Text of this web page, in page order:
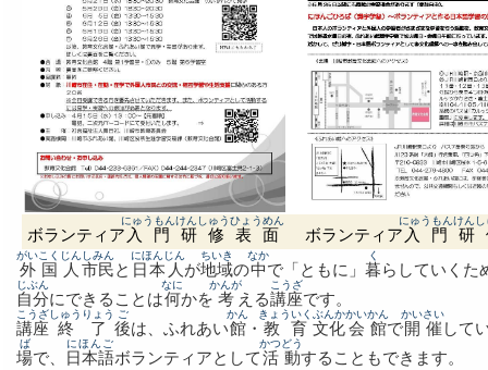
ボランティア 入門
にゅうもん
研修
けんしゅう
表面
ひょうめん
ボランティア 入門
にゅうもん
研
けんし
外国人
がいこくじん
市民
しみん
と 日本人
にほんじん
が地域
ちいき
の中
なか
で「ともに」 暮
く
らしていくた
自分
じぶん
にできることは何
なに
かを 考
かんが
える講座
こうざ
です。
講座
こうざ
終了
しゅうりょう
後
ご
は、ふれあい館
かん
・ 教育
きょういく
文化
ぶんか
会館
かいかん
で開催
かいさい
して
場
ば
で、 日本語
にほんご
ボランティアとして活動
かつどう
することもできます。